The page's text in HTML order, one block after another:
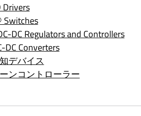
Drivers
Switches
DC Regulators and Controllers
DC Converters
デバイス
ンコントローラー